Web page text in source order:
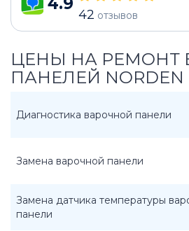
42 отзывов
ЦЕНЫ НА РЕМОНТ
ПАНЕЛЕЙ NORDEN
Диагностика варочной панели
Замена варочной панели
Замена датчика температуры
панели